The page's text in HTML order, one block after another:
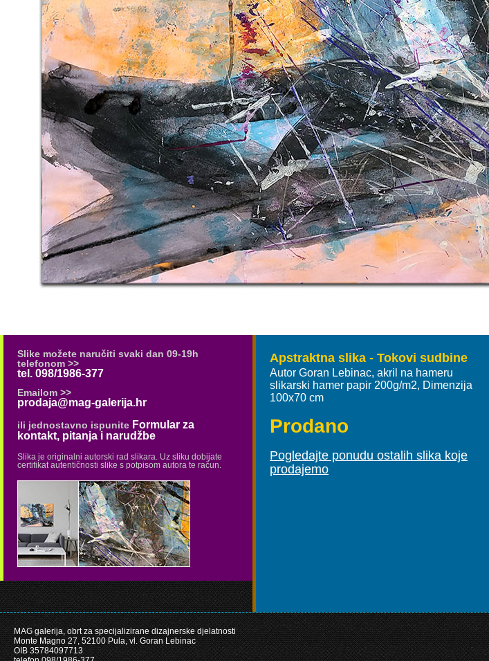
Slike možete naručiti svaki dan 09-19h
telefonom >>
tel. 098/1986-377
Emailom >>
prodaja@mag-galerija.hr
ili jednostavno ispunite Formular za
kontakt, pitanja i narudžbe
Slika je originalni autorski rad slikara. Uz sliku dobijate
certifikat autentičnosti slike s potpisom autora te račun.
Apstraktna slika - Tokovi sudbine
Autor Goran Lebinac, akril na hameru
slikarski hamer papir 200g/m2, Dimenzija
100x70 cm
Prodano
Pogledajte ponudu ostalih slika koje
prodajemo
MAG galerija, obrt za specijalizirane dizajnerske djelatnosti
Monte Magno 27, 52100 Pula, vl. Goran Lebinac
OIB 35784097713